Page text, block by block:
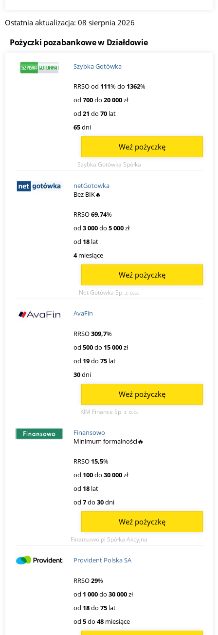
Ostatnia aktualizacja: 08 sierpnia 2026
Pożyczki pozabankowe w Działdowie
Szybka Gotówka
RRSO od 111% do 1362%
od 700do 20 000zł
od 21 do 70 lat
65dni
Szybka Gotówka Spółka
Weź pożyczkę
netGotowka
Bez BIK🔥
RRSO69,74%
od 3 000do 5 000zł
od 18 lat
4miesiące
Net Gotówka Sp. z o.o.
Weź pożyczkę
AvaFin
RRSO309,7%
od 500do 15 000zł
od 19do 75 lat
30dni
KIM Finance Sp. z o.o.
Weź pożyczkę
Finansowo
Minimum formalności🔥
RRSO 15,5%
od 100do 30 000zł
od 18 lat
od 7do 30dni
Finansowo.pl Spółka Akcyjna
Weź pożyczkę
Provident Polska SA
RRSO29%
od 1 000do 30 000zł
od 18do 75 lat
od 5do 48 miesiące